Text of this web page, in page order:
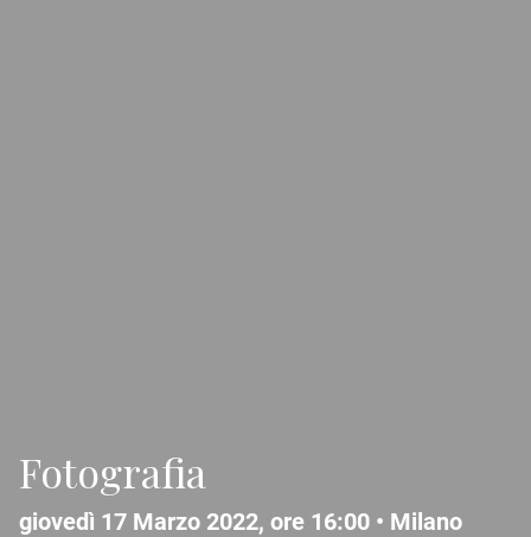
Fotografia
giovedì 17 Marzo 2022, ore 16:00 • Milano